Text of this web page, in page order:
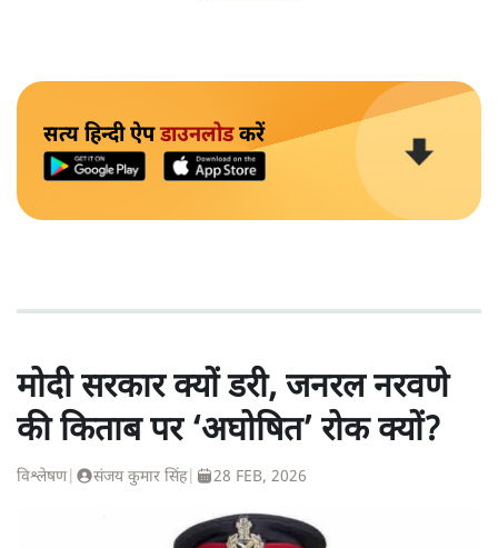
सत्य हिन्दी ऐपडाउनलोडकरें
मोदी सरकार क्यों डरी, जनरल नरवणे
की किताब पर ‘अघोषित’ रोक क्यों?
विश्लेषण| संजय कुमार सिंह| 28 FEB, 2026